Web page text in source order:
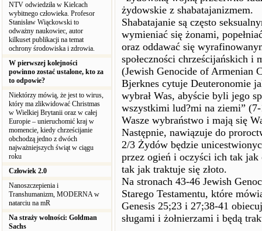
NTV odwiedziła w Kielcach
wybitnego człowieka. Profesor
Stanisław Wiąckowski to
odważny naukowiec, autor
kilkuset publikacji na temat
ochrony środowiska i zdrowia.
W pierwszej kolejności
powinno zostać ustalone, kto za
to odpowie?
Niektórzy mówią, że jest to wirus,
który ma zlikwidować Christmas
w Wielkiej Brytanii oraz w całej
Europie – unieruchomić kraj w
momencie, kiedy chrześcijanie
obchodzą jedno z dwóch
najważniejszych świąt w ciągu
roku
Człowiek 2.0
Nanoszczepienia i
Transhumanizm, MODERNA w
natarciu na mR
Na straży wolności: Goldman
Sachs
żydowskie z shabatajanizmem.
Shabatajanie są często
wymieniać się żonami,
oraz oddawać się
społeczności chrześcijańskich i
(Jewish Genocide of Armenian
Bjerknes cytuje Deuteronomie
wybrał Was, abyście byli jego
wszystkimi lud?mi na ziemi”
Wasze wybraństwo i mają się
Następnie, nawiązuje do
2/3 Żydów będzie
przez ogień i oczyści ich tak jak
tak jak traktuje się złoto.
Na stronach 43-46 Jewish
Starego Testamentu, które
Genesis 25;23 i 27;38-41
sługami i żołnierzami i będą